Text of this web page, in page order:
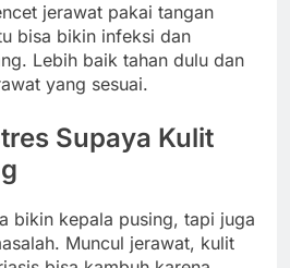
jerawat pakai tangan
bisa bikin infeksi dan
Lebih baik tahan dulu dan
yang sesuai.
Supaya Kulit
bikin kepala pusing, tapi juga
Muncul jerawat, kulit